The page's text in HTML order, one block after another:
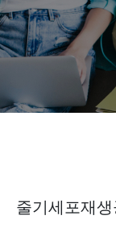
줄기세포재